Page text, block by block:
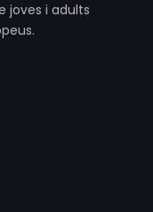
joves i adults